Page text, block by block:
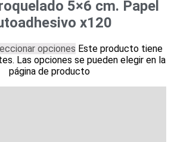
5×6 cm. Papel
x120
opciones Este producto tiene
Las opciones se pueden elegir en la
página de producto